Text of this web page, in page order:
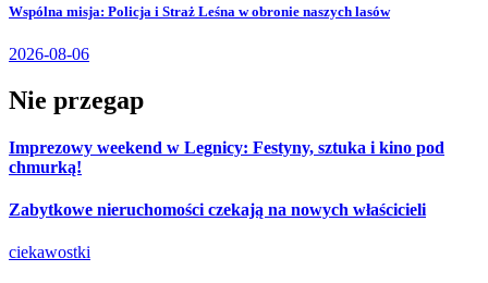
Wspólna misja: Policja i Straż Leśna w obronie naszych lasów
2026-08-06
Nie przegap
Imprezowy weekend w Legnicy: Festyny, sztuka i kino pod
chmurką!
Zabytkowe nieruchomości czekają na nowych właścicieli
ciekawostki